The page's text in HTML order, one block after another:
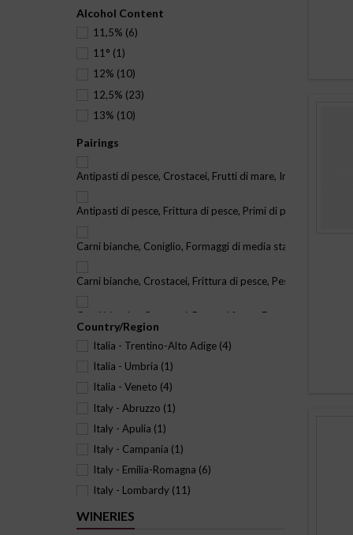
100% Erbaluce di Caluso
100% Fiano
100% Freisa
100% Nascetta
100% Nebbiolo
100% Pecorino
100% Pinot Nero
100% Sauvignon Blanc(1)
100% Susumaniello(1)
100% Trebbiano Spoletino(1)
Glera con presenza di Verdiso, Bianchetta e Glera lungo
Nebbiolo e Neretto di San Giorgio
(1)
Alcohol Content
11,5% (6)
11° (1)
12% (10)
12,5% (23)
13% (10)
Pairings
Antipasti di pesce, Crostacei, Frutti di mare, Insalate, Pesce
Antipasti di pesce, Frittura di pesce, Primi di pesce, Torte
Carni bianche, Coniglio, Formaggi di media stagionatura,
Carni bianche, Crostacei, Frittura di pesce, Pesce crudo,
Carni bianche, Crostacei, Pesce al forno, Frutti di mare,
Carni bianche, Crostacei, Zuppa di pesce, Selvaggina da
Carni bianche, Salumi, Formaggi freschi, Crostacei, Pesce al
Crostacei, Pesce al forno, Anatra, Agnello, Frutti di mare,
Formaggi freschi, Carni bianche, Verdure, Frittate, Pesci
Formaggi freschi, Salumi, Sushi, Torte salate, Frittate, Pesci
Country/Region
Italia - Trentino-Alto Adige (4)
Italia - Umbria (1)
Italia - Veneto (4)
Italy - Abruzzo (1)
Italy - Apulia (1)
Italy - Campania (1)
Italy - Emilia-Romagna (6)
Italy - Lombardy (11)
Italy - Marche
Italy - Piedmont
WINERIES